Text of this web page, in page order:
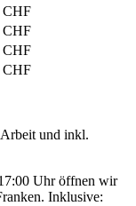
CHF
CHF
CHF
CHF
und inkl.
Uhr öffnen wir
Inklusive: